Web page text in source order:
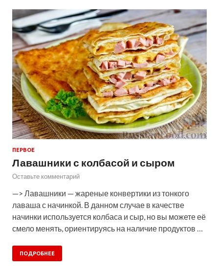
ПЕРВОЕ
Лавашники с колбасой и сыром
Оставьте комментарий
—> Лавашники — жареные конвертики из тонкого
лаваша с начинкой. В данном случае в качестве
начинки используется колбаса и сыр, но вы можете её
смело менять, ориентируясь на наличие продуктов …
ПОДРОБНЕЕ